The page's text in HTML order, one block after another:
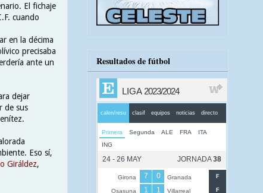
El fichaje
cuando
en la décima
precisaba
ante un
dejar
de sus
Eso sí,
Giráldez,
Resultados de fútbol